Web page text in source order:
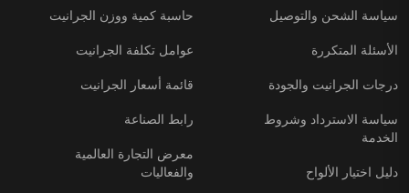
سياسة الشحن والتوصيل
الأسئلة المتكررة
درجات الجرانيت والجودة
سياسة الاسترداد وشروط
الخدمة
دليل اختيار الألواح
حاسبة كمية ووزن الجرانيت
عوامل تكلفة الجرانيت
قائمة أسعار الجرانيت
رابط الصناعة
معرض التجارة العالمية
والفعاليات